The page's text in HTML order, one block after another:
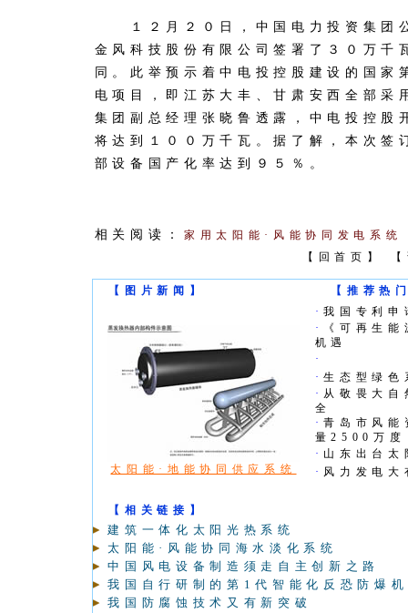
１２月２０日，中国电力投资集团
金风科技股份有限公司签署了３０万千
同。此举预示着中电投控股建设的国家
电项目，即江苏大丰、甘肃安西全部采
集团副总经理张晓鲁透露，中电投控股
将达到１００万千瓦。据了解，本次签
部设备国产化率达到９５％。
相关阅读： 家用太阳能·风能协同发电系统
【
回首页 】 【
【图片新闻】 【推荐热
太阳能·地能协同供应系统
·我国专利
·
《可再生
机遇
·
·生态型绿色
· 从敬畏大
全
·青岛市风
量2500万度
· 山东出台
· 风力发电大
【相关链接】
建筑一体化太阳光热系统
太阳能·风能协同海水淡化系统
中国风电设备制造须走自主创新之路
我国自行研制的第1代智能化反恐防爆
我国防腐蚀技术又有新突破